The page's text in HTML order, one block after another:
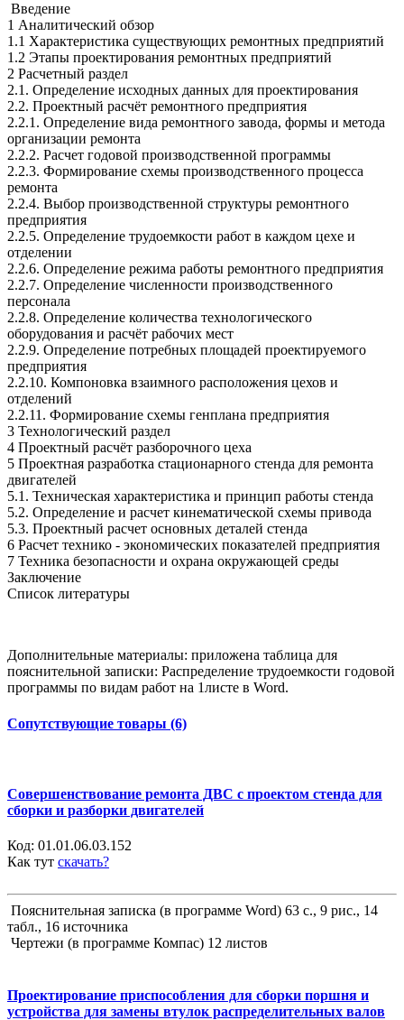
Введение
1 Аналитический обзор
1.1 Характеристика существующих ремонтных предприятий
1.2 Этапы проектирования ремонтных предприятий
2 Расчетный раздел
2.1. Определение исходных данных для проектирования
2.2. Проектный расчёт ремонтного предприятия
2.2.1. Определение вида ремонтного завода, формы и метода
организации ремонта
2.2.2. Расчет годовой производственной программы
2.2.3. Формирование схемы производственного процесса
ремонта
2.2.4. Выбор производственной структуры ремонтного
предприятия
2.2.5. Определение трудоемкости работ в каждом цехе и
отделении
2.2.6. Определение режима работы ремонтного предприятия
2.2.7. Определение численности производственного
персонала
2.2.8. Определение количества технологического
оборудования и расчёт рабочих мест
2.2.9. Определение потребных площадей проектируемого
предприятия
2.2.10. Компоновка взаимного расположения цехов и
отделений
2.2.11. Формирование схемы генплана предприятия
3 Технологический раздел
4 Проектный расчёт разборочного цеха
5 Проектная разработка стационарного стенда для ремонта
двигателей
5.1. Техническая характеристика и принцип работы стенда
5.2. Определение и расчет кинематической схемы привода
5.3. Проектный расчет основных деталей стенда
6 Расчет технико - экономических показателей предприятия
7 Техника безопасности и охрана окружающей среды
Заключение
Список литературы
Дополнительные материалы: приложена таблица для
пояснительной записки: Распределение трудоемкости годовой
программы по видам работ на 1листе в Word.
Сопутствующие товары (6)
Совершенствование ремонта ДВС с проектом стенда для
сборки и разборки двигателей
Код: 01.01.06.03.152
Как тут скачать?
Пояснительная записка (в программе Word) 63 с., 9 рис., 14
табл., 16 источника
Чертежи (в программе Компас) 12 листов
Проектирование приспособления для сборки поршня и
устройства для замены втулок распределительных валов